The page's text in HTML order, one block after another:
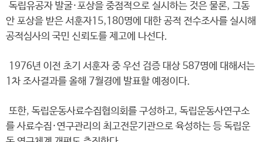
독립유공자 발굴·포상을 중점적으로 실시하는 것은 물론, 그동
안 포상을 받은 서훈자15,180명에 대한 공적 전수조사를 실시해
공적심사의 국민 신뢰도를 제고에 나선다.
1976년 이전 초기 서훈자 중 우선 검증 대상 587명에 대해서는
1차 조사결과를 올해 7월경에 발표할 예정이다.
또한, 독립운동사료수집협의회를 구성하고, 독립운동사연구소
를 사료수집·연구관리의 최고전문기관으로 육성하는 등 독립운